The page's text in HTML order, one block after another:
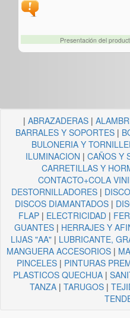
Presentación del
| ABRAZADERAS|
BARRALES Y SOPORTES |
BULONERIA Y
ILUMINACION | CAÑOS Y
CARRETILLAS Y
CONTACTO+COLA
DESTORNILLADORES|
DISCOS DIAMANTADOS|
FLAP | ELECTRICIDAD |
GUANTES| HERRAJES Y
LIJAS "AA"| LUBRICANTE,
MANGUERA ACCESORIOS|
PINCELES| PINTURAS
PLASTICOS QUECHUA |
TANZA | TARUGOS |